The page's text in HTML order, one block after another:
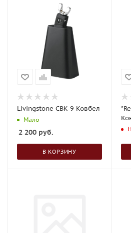
Livingstone CBK-9 Ковбел
Мало
2 200 руб.
В КОРЗИНУ